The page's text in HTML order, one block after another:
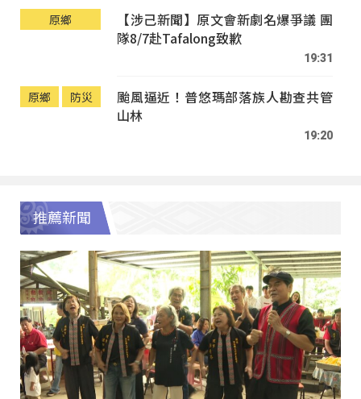
原鄉
【涉己新聞】原文會新劇名爆爭議 團
隊8/7赴Tafalong致歉
19:31
原鄉 防災
颱風逼近！普悠瑪部落族人勘查共管
山林
19:20
推薦新聞